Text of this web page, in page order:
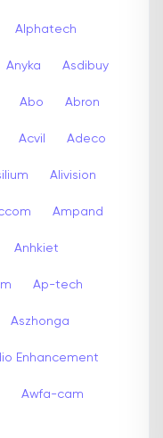
Alphatech
Anyka Asdibuy
Abo Abron
Acvil Adeco
Alivision
Ampand
Anhkiet
Ap-tech
Aszhonga
Enhancement
Awfa-cam